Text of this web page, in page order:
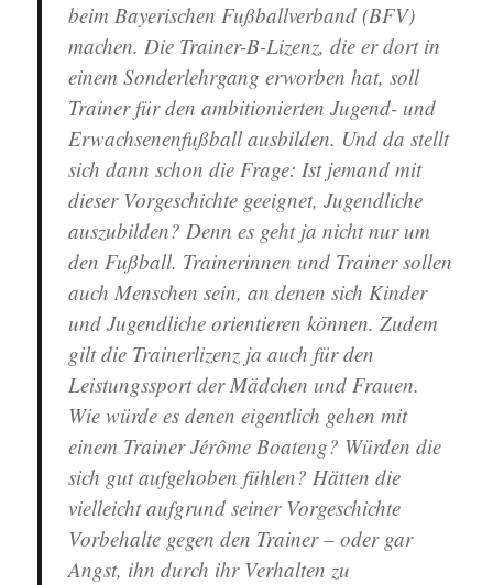
beim Bayerischen Fußballverband (BFV)
machen. Die Trainer-B-Lizenz, die er dort in
einem Sonderlehrgang erworben hat, soll
Trainer für den ambitionierten Jugend- und
Erwachsenenfußball ausbilden. Und da stellt
sich dann schon die Frage: Ist jemand mit
dieser Vorgeschichte geeignet, Jugendliche
auszubilden? Denn es geht ja nicht nur um
den Fußball. Trainerinnen und Trainer sollen
auch Menschen sein, an denen sich Kinder
und Jugendliche orientieren können. Zudem
gilt die Trainerlizenz ja auch für den
Leistungssport der Mädchen und Frauen.
Wie würde es denen eigentlich gehen mit
einem Trainer Jérôme Boateng? Würden die
sich gut aufgehoben fühlen? Hätten die
vielleicht aufgrund seiner Vorgeschichte
Vorbehalte gegen den Trainer – oder gar
Angst, ihn durch ihr Verhalten zu